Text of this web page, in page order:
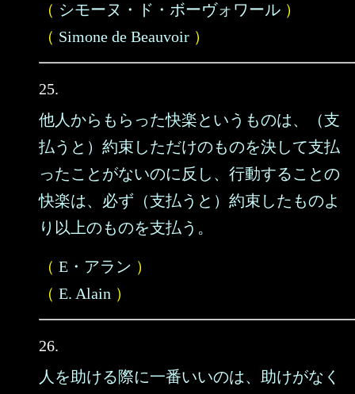
（ シモーヌ・ド・ボーヴォワール ）
（ Simone de Beauvoir ）
25.
他人からもらった快楽というものは、（支
払うと）約束しただけのものを決して支払
ったことがないのに反し、行動することの
快楽は、必ず（支払うと）約束したものよ
り以上のものを支払う。
（ E・アラン ）
（ E. Alain ）
26.
人を助ける際に一番いいのは、助けがなく